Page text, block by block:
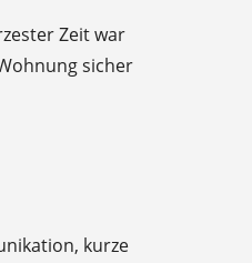
Zeit war
sicher
kurze